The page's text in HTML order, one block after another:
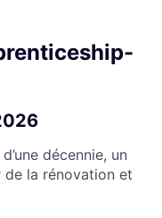
décennie, un
la rénovation et